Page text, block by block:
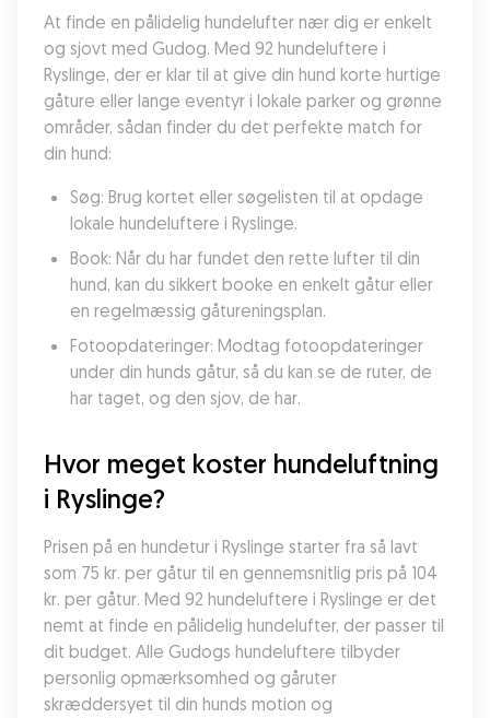
At finde en pålidelig hundelufter nær dig er enkelt
og sjovt med Gudog. Med 92 hundeluftere i
Ryslinge, der er klar til at give din hund korte hurtige
gåture eller lange eventyr i lokale parker og grønne
områder, sådan finder du det perfekte match for
din hund:
Søg: Brug kortet eller søgelisten til at opdage
lokale hundeluftere i Ryslinge.
Book: Når du har fundet den rette lufter til din
hund, kan du sikkert booke en enkelt gåtur eller
en regelmæssig gåtureningsplan.
Fotoopdateringer: Modtag fotoopdateringer
under din hunds gåtur, så du kan se de ruter, de
har taget, og den sjov, de har.
Hvor meget koster hundeluftning
i Ryslinge?
Prisen på en hundetur i Ryslinge starter fra så lavt
som 75 kr. per gåtur til en gennemsnitlig pris på 104
kr. per gåtur. Med 92 hundeluftere i Ryslinge er det
nemt at finde en pålidelig hundelufter, der passer til
dit budget. Alle Gudogs hundeluftere tilbyder
personlig opmærksomhed og gåruter
skræddersyet til din hunds motion og